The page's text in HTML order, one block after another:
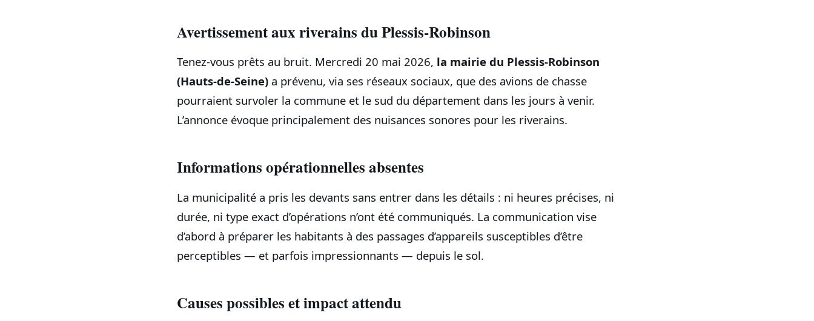
Avertissement aux riverains du Plessis‑Robinson
Tenez-vous prêts au bruit. Mercredi 20 mai 2026, la mairie du Plessis‑Robinson
(Hauts‑de‑Seine) a prévenu, via ses réseaux sociaux, que des avions de chasse
pourraient survoler la commune et le sud du département dans les jours à venir.
L’annonce évoque principalement des nuisances sonores pour les riverains.
Informations opérationnelles absentes
La municipalité a pris les devants sans entrer dans les détails : ni heures précises, ni
durée, ni type exact d’opérations n’ont été communiqués. La communication vise
d’abord à préparer les habitants à des passages d’appareils susceptibles d’être
perceptibles — et parfois impressionnants — depuis le sol.
Causes possibles et impact attendu